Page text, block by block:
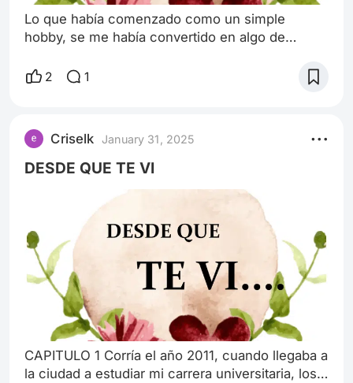
Lo que había comenzado como un simple
hobby, se me había convertido en algo de
jueves y viernes era algo sagrado para mí,
con su hermano no había "feeling" y nunca
tuvimos comunicación, más allá del saludo
formal y educado. Lo bueno fue que sabía cómo
2 1
Criselk January 31, 2025
DESDE QUE TE VI
CAPITULO 1 Corría el año 2011, cuando llegaba a
la ciudad a estudiar mi carrera universitaria, los